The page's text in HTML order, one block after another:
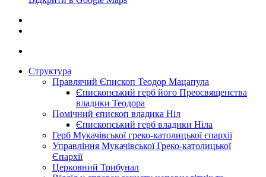
Структура
Правлячий Єпископ Теодор Мацапула
Єпископський герб його Преосвященства
владики Теодора
Помічний єпископ владика Ніл
Єпископський герб владики Ніла
Герб Мукачівської греко-католицької єпархії
Управління Мукачівської Греко-католицької
Єпархії
Церковний Трибунал